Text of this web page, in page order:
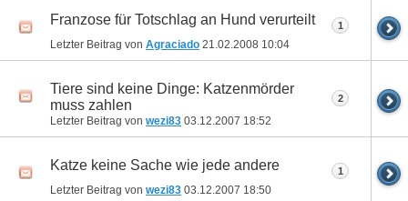
Franzose für Totschlag an Hund verurteilt
Letzter Beitrag von Agraciado 21.02.2008 10:04
1
Tiere sind keine Dinge: Katzenmörder
muss zahlen
Letzter Beitrag von wezi83 03.12.2007 18:52
2
Katze keine Sache wie jede andere
Letzter Beitrag von wezi83 03.12.2007 18:50
1